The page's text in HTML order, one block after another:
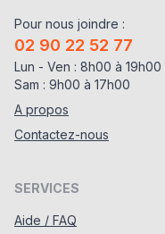
Pour nous joindre :
02 90 22 52 77
Lun - Ven : 8h00 à 19h00
Sam : 9h00 à 17h00
A propos
Contactez-nous
SERVICES
Aide / FAQ